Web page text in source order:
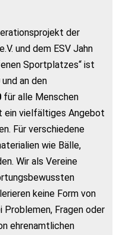
der
und dem ESV Jahn
Sportplatzes“ ist
und an den
für alle Menschen
ein vielfältiges Angebot
Für verschiedene
wie Bälle,
Wir als Vereine
keine Form von
Problemen, Fragen oder
ehrenamtlichen